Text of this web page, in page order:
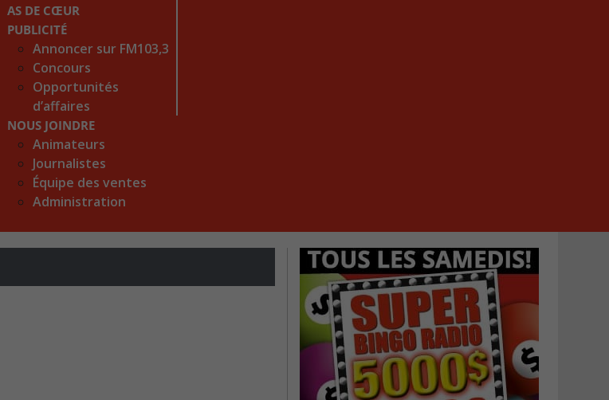
AS DE CŒUR
PUBLICITÉ
Annoncer sur FM103,3
Concours
Opportunités
d’affaires
NOUS JOINDRE
Animateurs
Journalistes
Équipe des ventes
Administration